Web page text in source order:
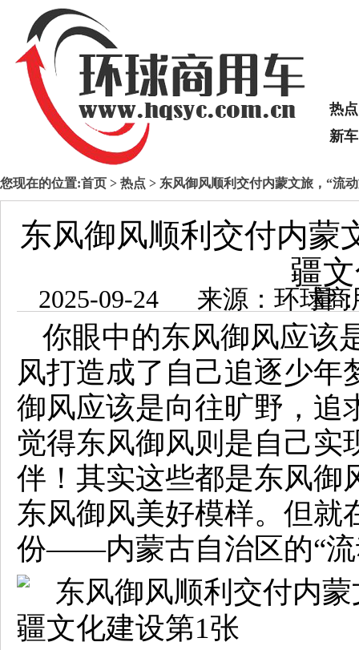
热点
新车
您现在的位置:首页 > 热点 > 东风御风顺利交付内蒙文旅，“流
东风御风顺利交付内蒙
疆
2025-09-24 来源：环
你眼中的东风御风应该
风打造成了自己追逐少年
御风应该是向往旷野，追
觉得东风御风则是自己实
伴！其实这些都是东风御
东风御风美好模样。但就
份——内蒙古自治区的“流